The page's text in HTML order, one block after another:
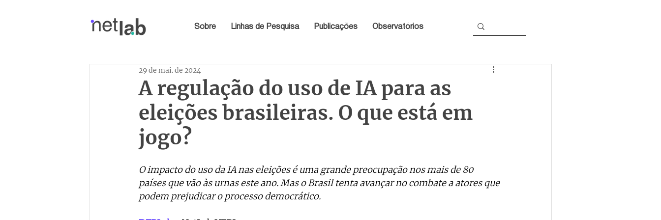
Sobre Linhas de Pesquisa Publicações Observatórios
A regulação do uso de IA para as
eleições brasileiras. O que está em
jogo?
29 de mai. de 2024
O impacto do uso da IA nas eleições é uma grande preocupação nos mais de 80
países que vão às urnas este ano. Mas o Brasil tenta avançar no combate a atores que
podem prejudicar o processo democrático.